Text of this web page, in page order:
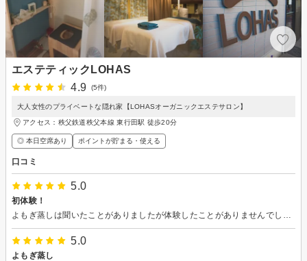
エステティックLOHAS
4.9
(5件)
大人女性のプライベートな隠れ家【LOHASオーガニックエステサロン】
アクセス：秩父鉄道秩父本線 東行田駅 徒歩20分
◎ 本日空席あり ポイントが貯まる・使える
口コミ
5.0
初体験！
5.0
よもぎ蒸し